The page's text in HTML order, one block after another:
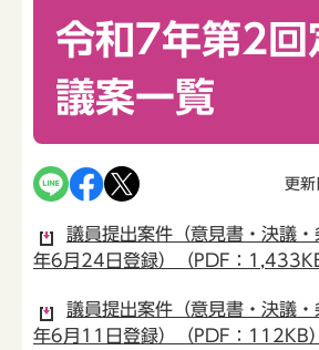
令和7年第2回
議案一覧
更
議員提出案件（意見書・決議
年6月24日登録）（PDF：
議員提出案件（意見書・決議
年6月11日登録）（PDF：112KB）